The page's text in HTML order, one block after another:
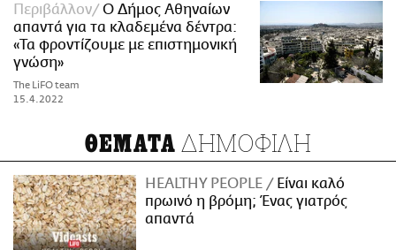
Περιβάλλον
Ο Δήμος Αθηναίων
απαντά για τα κλαδεμένα δέντρα:
«Τα φροντίζουμε με επιστημονική
γνώση»
The LiFO team
15.4.2022
ΘΕΜΑΤΑ ΔΗΜΟΦΙΛΗ
HEALTHY PEOPLE
Είναι καλό
πρωινό η βρόμη; Ένας γιατρός
απαντά